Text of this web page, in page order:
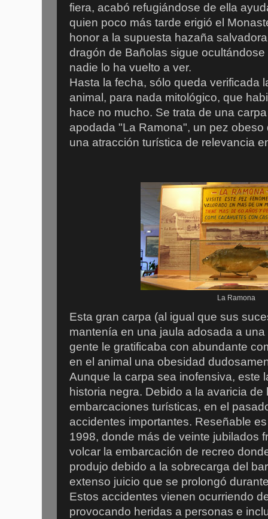
fiera, acabó refugiándose de ella
quien poco más tarde erigió el
honor a la supuesta hazaña
dragón de Bañolas sigue
nadie lo ha vuelto a ver.
Hasta la fecha, sólo queda verificada
animal, para nada mitológico, que
hace no mucho. Se trata de una
apodada "La Ramona", un pez
una atracción turística de relevancia
La Ramona
Esta gran carpa (al igual que sus
mantenía en una jaula adosada a
gente le gratificaba con abundante
en el animal una obesidad
Aunque la carpa sea inofensiva, este
historia negra. Debido a la avaricia
embarcaciones turísticas, en el
accidentes importantes. Reseñable
1998, donde más de veinte jubilados
volcar la embarcación de recreo
produjo debido a la sobrecarga del
extenso juicio que se prolongó
Estos accidentes vienen ocurriendo
provocando heridas a personas e